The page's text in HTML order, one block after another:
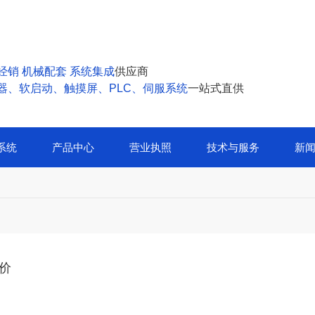
销 机械配套 系统集成供应商
、软启动、触摸屏、PLC、伺服系统一站式直供
统 产品中心 营业执照 技术与服务 新